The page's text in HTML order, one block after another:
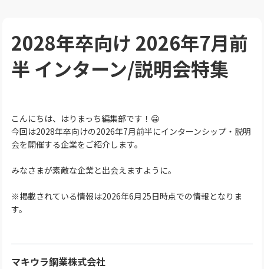
2028年卒向け 2026年7月前
半 インターン/説明会特集
こんにちは、はりまっち編集部です！😀
今回は2028年卒向けの2026年7月前半にインターンシップ・説明
会を開催する企業をご紹介します。
みなさまが素敵な企業と出会えますように。
※掲載されている情報は2026年6月25日時点での情報となりま
す。
マキウラ鋼業株式会社